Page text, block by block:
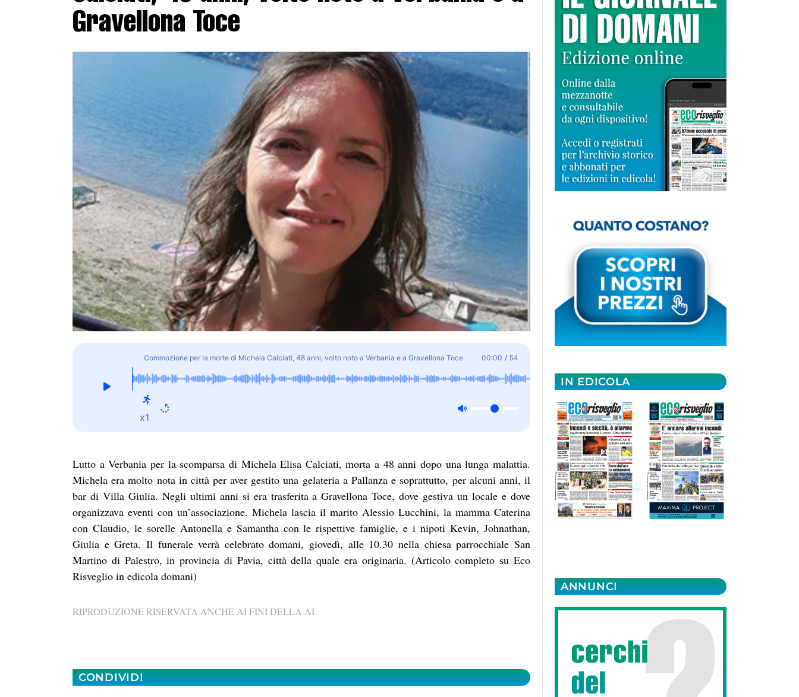
Gravellona Toce
Commozione per la morte di Michela Calciati, 48 anni, volto noto a Verbania e a Gravellona Toce 00:00 / 54
x1
Lutto a Verbania per la scomparsa di Michela Elisa Calciati, morta a 48 anni dopo una lunga malattia.
Michela era molto nota in città per aver gestito una gelateria a Pallanza e soprattutto, per alcuni anni, il
bar di Villa Giulia. Negli ultimi anni si era trasferita a Gravellona Toce, dove gestiva un locale e dove
organizzava eventi con un’associazione. Michela lascia il marito Alessio Lucchini, la mamma Caterina
con Claudio, le sorelle Antonella e Samantha con le rispettive famiglie, e i nipoti Kevin, Johnathan,
Giulia e Greta. Il funerale verrà celebrato domani, giovedì, alle 10.30 nella chiesa parrocchiale San
Martino di Palestro, in provincia di Pavia, città della quale era originaria. (Articolo completo su Eco
Risveglio in edicola domani)
RIPRODUZIONE RISERVATA ANCHE AI FINI DELLA AI
CONDIVIDI
IN EDICOLA
ANNUNCI